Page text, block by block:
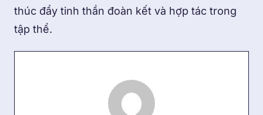
thúc đẩy tinh thần đoàn kết và hợp tác trong
tập thể.